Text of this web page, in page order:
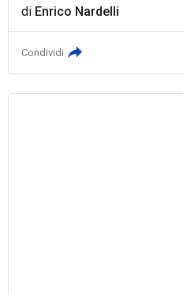
di Enrico Nardelli
Condividi